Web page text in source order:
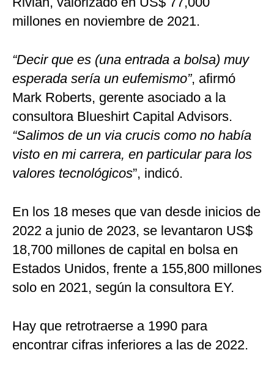
millones en noviembre de 2021.
“Decir que es (una entrada a bolsa) muy
esperada sería un eufemismo”, afirmó
Mark Roberts, gerente asociado a la
consultora Blueshirt Capital Advisors.
“Salimos de un via crucis como no había
visto en mi carrera, en particular para los
valores tecnológicos”, indicó.
En los 18 meses que van desde inicios de
2022 a junio de 2023, se levantaron US$
18,700 millones de capital en bolsa en
Estados Unidos, frente a 155,800 millones
solo en 2021, según la consultora EY.
Hay que retrotraerse a 1990 para
encontrar cifras inferiores a las de 2022.